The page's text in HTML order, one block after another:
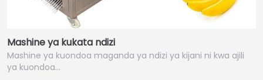
Mashine ya kukata ndizi
Mashine ya kuondoa maganda ya ndizi ya kijani ni kwa ajili
ya kuondoa…